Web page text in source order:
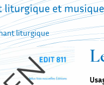
liturgique